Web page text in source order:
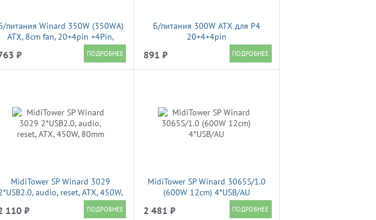
питания Winard 350W (350WA)
ATX, 8cm fan, 20+4pin +4Pin,
3*SATA, 1*FDD, 4*IDE , 6Pin
оплетка, черный
₽
Б/питания 300W ATX для P4
20+4+4pin
891 ₽
MidiTower SP Winard 3029
audio, reset, ATX, 450W,
110 ₽
MidiTower SP Winard 3065S/1.0
(600W 12cm) 4*USB/AU
2 481 ₽